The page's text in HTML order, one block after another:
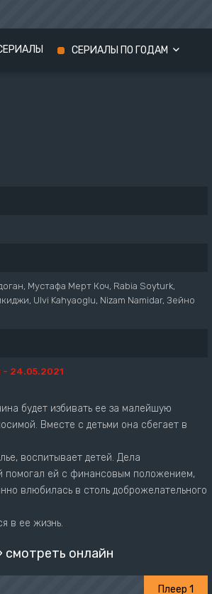
Мустафа Мерт Коч, Rabia Soyturk,
Ulvi Kahyaoglu, Nizam Namidar, Зейно
- 24.05.2021
будет избивать ее за малейшую
Вместе с детьми она сбегает в
воспитывает детей. Дела
ей с финансовым положением,
влюбилась в столь доброжелательного
в ее жизнь.
смотреть онлайн
Плеер 1
СЕРИАЛЫ ПО ГОДАМ